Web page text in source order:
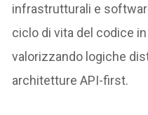
infrastrutturali e
ciclo di vita del codice
valorizzando logiche
architetture API-first.